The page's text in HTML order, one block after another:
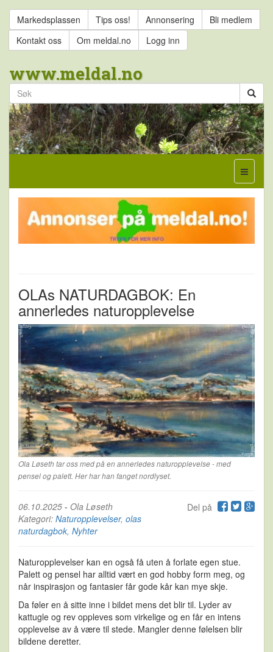
Markedsplassen Tips oss! Annonsering
Bli medlem
Kontakt oss
Om meldal.no Logg inn
www.meldal.no
OLAs NATURDAGBOK: En
annerledes naturopplevelse
Ola Løseth tar oss med på en annerledes naturopplevelse - med
pensel og palett. Her har han fanget nordlyset.
Del på
06.10.2025 - Ola Løseth
Kategori: Naturopplevelser, olas
naturdagbok, Nyhter
Naturopplevelser kan en også få uten å forlate egen stue.
Palett og pensel har alltid vært en god hobby form meg, og
når inspirasjon og fantasier får gode kår kan mye skje.
Da føler en å sitte inne i bildet mens det blir til. Lyder av
kattugle og rev oppleves som virkelige og en får en intens
opplevelse av å være til stede. Mangler denne følelsen blir
bildene deretter.